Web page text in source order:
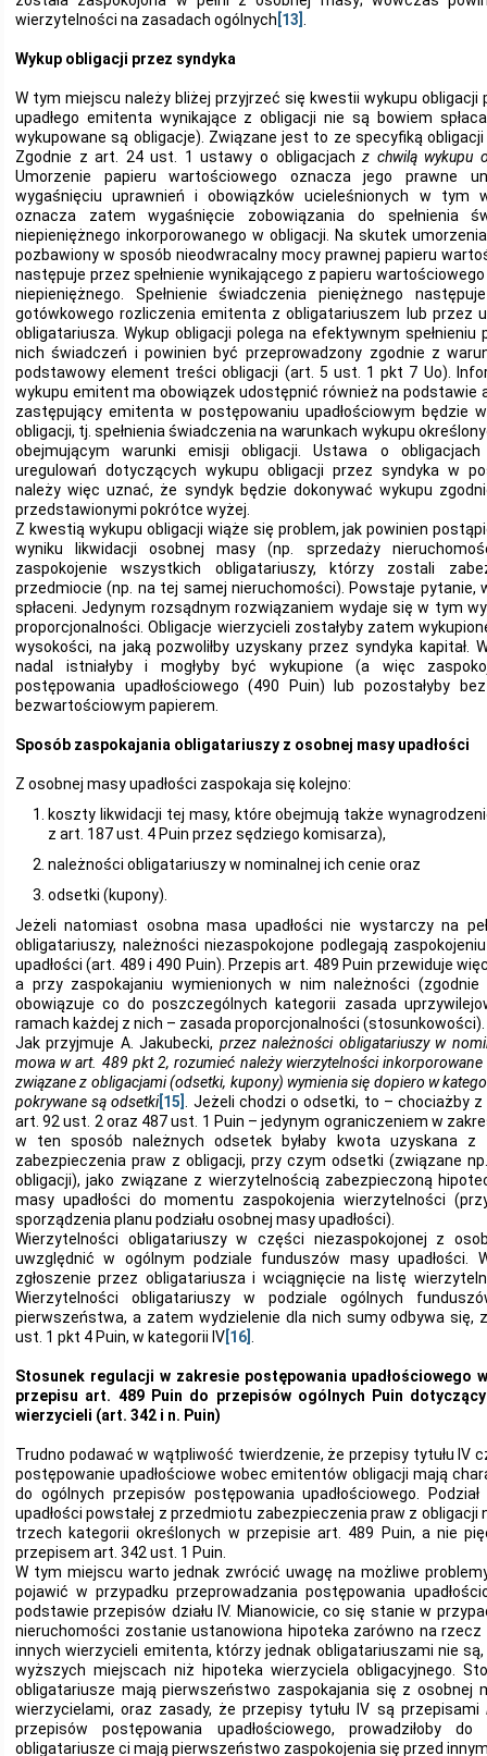
wierzytelności na zasadach ogólnych [13]
Wykup obligacji przez syndyka
W tym miejscu należy bliżej przyjrzeć się kwestii wykupu obligacji
upadłego emitenta wynikające z obligacji nie są bowiem
wykupowane są obligacje). Związane jest to ze specyfiką
Zgodnie z art. 24 ust. 1 ustawy o obligacjachz chwilą wykupu
Umorzenie papieru wartościowego oznacza jego prawne
wygaśnięciu uprawnień i obowiązków ucieleśnionych w tym
oznacza zatem wygaśnięcie zobowiązania do spełnienia
niepieniężnego inkorporowanego w obligacji. Na skutek
pozbawiony w sposób nieodwracalny mocy prawnej papieru
następuje przez spełnienie wynikającego z papieru
niepieniężnego. Spełnienie świadczenia pieniężnego
gotówkowego rozliczenia emitenta z obligatariuszem lub przez
obligatariusza. Wykup obligacji polega na efektywnym
nich świadczeń i powinien być przeprowadzony zgodnie z
podstawowy element treści obligacji (art. 5 ust. 1 pkt 7 Uo).
wykupu emitent ma obowiązek udostępnić również na podstawie
zastępujący emitenta w postępowaniu upadłościowym będzie
obligacji, tj. spełnienia świadczenia na warunkach wykupu
obejmującym warunki emisji obligacji. Ustawa o
uregulowań dotyczących wykupu obligacji przez syndyka w
należy więc uznać, że syndyk będzie dokonywać wykupu
przedstawionymi pokrótce wyżej.
Z kwestią wykupu obligacji wiąże się problem, jak powinien
wyniku likwidacji osobnej masy (np. sprzedaży
zaspokojenie wszystkich obligatariuszy, którzy zostali
przedmiocie (np. na tej samej nieruchomości). Powstaje pytanie,
spłaceni. Jedynym rozsądnym rozwiązaniem wydaje się w tym
proporcjonalności. Obligacje wierzycieli zostałyby zatem
wysokości, na jaką pozwoliłby uzyskany przez syndyka kapitał.
nadal istniałyby i mogłyby być wykupione (a więc
postępowania upadłościowego (490 Puin) lub pozostałyby
bezwartościowym papierem.
Sposób zaspokajania obligatariuszy z osobnej masy upadłości
Z osobnej masy upadłości zaspokaja się kolejno:
koszty likwidacji tej masy, które obejmują także
z art. 187 ust. 4 Puin przez sędziego komisarza),
należności obligatariuszy w nominalnej ich cenie oraz
odsetki (kupony).
Jeżeli natomiast osobna masa upadłości nie wystarczy na
obligatariuszy, należności niezaspokojone podlegają
upadłości (art. 489 i 490 Puin). Przepis art. 489 Puin przewiduje
a przy zaspokajaniu wymienionych w nim należności
obowiązuje co do poszczególnych kategorii zasada
ramach każdej z nich – zasada proporcjonalności (stosunkowości).
Jak przyjmuje A. Jakubecki, przez należności obligatariuszy w
mowa w art. 489 pkt 2, rozumieć należy wierzytelności
związane z obligacjami (odsetki, kupony) wymienia się dopiero w
pokrywane są odsetki[15]
. Jeżeli chodzi o odsetki, to – chociażby
art. 92 ust. 2 oraz 487 ust. 1 Puin – jedynym ograniczeniem w
w ten sposób należnych odsetek byłaby kwota uzyskana z
zabezpieczenia praw z obligacji, przy czym odsetki (związane
obligacji), jako związane z wierzytelnością zabezpieczoną
masy upadłości do momentu zaspokojenia wierzytelności
sporządzenia planu podziału osobnej masy upadłości).
Wierzytelności obligatariuszy w części niezaspokojonej z
uwzględnić w ogólnym podziale funduszów masy upadłości.
zgłoszenie przez obligatariusza i wciągnięcie na listę
Wierzytelności obligatariuszy w podziale ogólnych
pierwszeństwa, a zatem wydzielenie dla nich sumy odbywa się,
ust. 1 pkt 4 Puin, w kategorii IV [16]
Stosunek regulacji w zakresie postępowania upadłościowego
przepisu art. 489 Puin do przepisów ogólnych Puin
wierzycieli (art. 342 i n. Puin)
Trudno podawać w wątpliwość twierdzenie, że przepisy tytułu IV
postępowanie upadłościowe wobec emitentów obligacji mają
do ogólnych przepisów postępowania upadłościowego.
upadłości powstałej z przedmiotu zabezpieczenia praw z
trzech kategorii określonych w przepisie art. 489 Puin, a nie
przepisem art. 342 ust. 1 Puin.
W tym miejscu warto jednak zwrócić uwagę na możliwe
pojawić w przypadku przeprowadzania postępowania
podstawie przepisów działu IV. Mianowicie, co się stanie w
nieruchomości zostanie ustanowiona hipoteka zarówno na
innych wierzycieli emitenta, którzy jednak obligatariuszami nie
wyższych miejscach niż hipoteka wierzyciela obligacyjnego.
obligatariusze mają pierwszeństwo zaspokajania się z osobnej
wierzycielami, oraz zasady, że przepisy tytułu IV są przepisami
przepisów postępowania upadłościowego, prowadziłoby
obligatariusze ci mają pierwszeństwo zaspokojenia się przed